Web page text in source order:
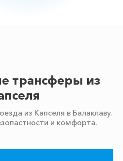
трансферы из
из Капселя в Балаклаву.
и комфорта.